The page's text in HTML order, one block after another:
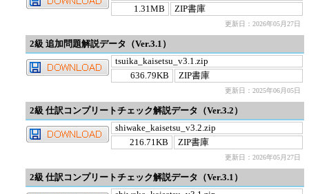
1.31MB
ZIP書庫
更新日：2026年05月27日
2級 追加問題解説データ（Ver.3.1）
tsuika_kaisetsu_v3.1.zip
636.79KB
ZIP書庫
更新日：2025年06月05日
2級 仕訳コンプリートチェック解説データ（Ver.3.2）
shiwake_kaisetsu_v3.2.zip
216.71KB
ZIP書庫
更新日：2026年05月27日
2級 仕訳コンプリートチェック解説データ（Ver.3.1）